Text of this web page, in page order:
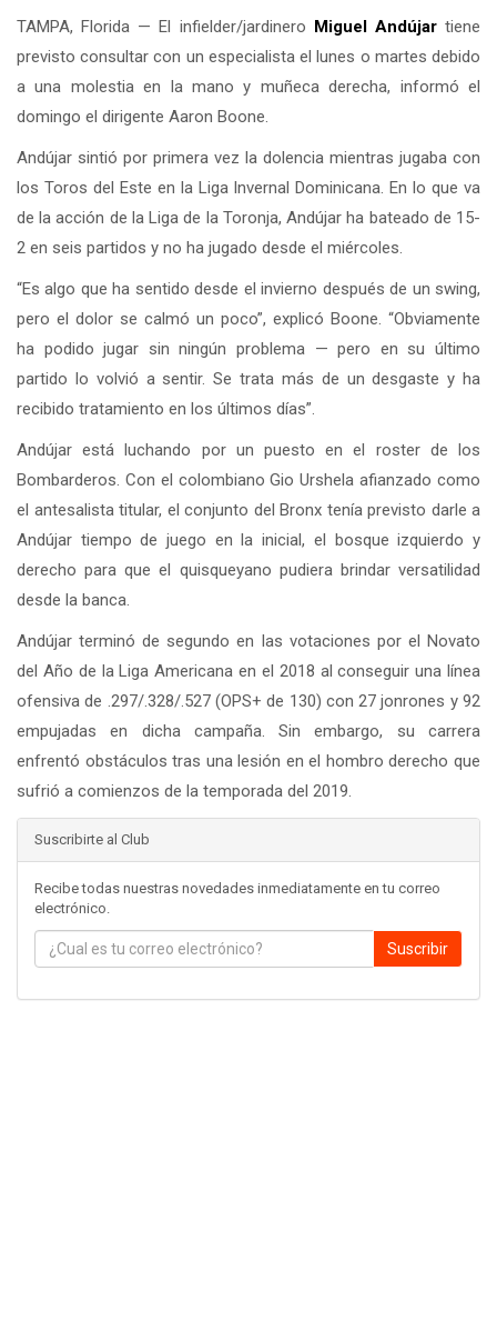
TAMPA, Florida — El infielder/jardinero Miguel Andújartiene
previsto consultar con un especialista el lunes o martes debido
a una molestia en la mano y muñeca derecha, informó el
domingo el dirigente Aaron Boone.
Andújar sintió por primera vez la dolencia mientras jugaba con
los Toros del Este en la Liga Invernal Dominicana. En lo que va
de la acción de la Liga de la Toronja, Andújar ha bateado de 15-
2 en seis partidos y no ha jugado desde el miércoles.
“Es algo que ha sentido desde el invierno después de un swing,
pero el dolor se calmó un poco”, explicó Boone. “Obviamente
ha podido jugar sin ningún problema — pero en su último
partido lo volvió a sentir. Se trata más de un desgaste y ha
recibido tratamiento en los últimos días”.
Andújar está luchando por un puesto en el roster de los
Bombarderos. Con el colombiano Gio Urshela afianzado como
el antesalista titular, el conjunto del Bronx tenía previsto darle a
Andújar tiempo de juego en la inicial, el bosque izquierdo y
derecho para que el quisqueyano pudiera brindar versatilidad
desde la banca.
Andújar terminó de segundo en las votaciones por el Novato
del Año de la Liga Americana en el 2018 al conseguir una línea
ofensiva de .297/.328/.527 (OPS+ de 130) con 27 jonrones y 92
empujadas en dicha campaña. Sin embargo, su carrera
enfrentó obstáculos tras una lesión en el hombro derecho que
sufrió a comienzos de la temporada del 2019.
Suscribirte al Club
Recibe todas nuestras novedades inmediatamente en tu correo
electrónico.
Suscribir